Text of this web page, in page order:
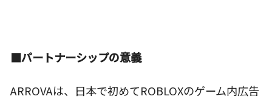
■パートナーシップの意義
ARROVAは、日本で初めてROBLOXのゲーム内広告